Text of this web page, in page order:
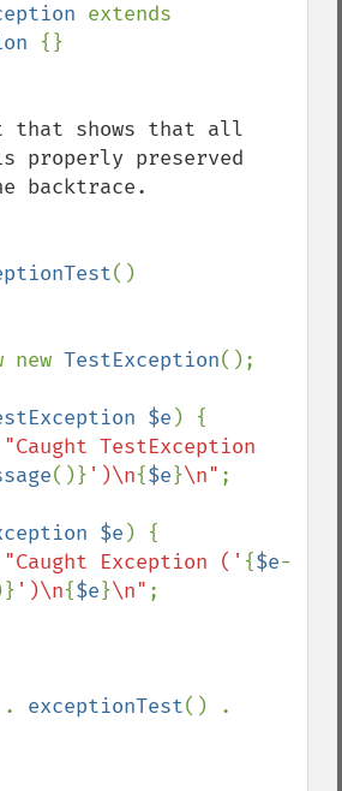
that shows that all
properly preserved
backtrace.
()
new
TestException();
$e ) {
"Caught TestException
()} ')\n{$e}\n" ;
$e ) {
"Caught Exception (' {$e-
')\n{$e}\n" ;
. exceptionTest